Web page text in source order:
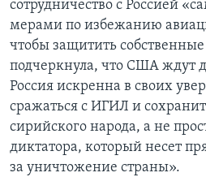
сотрудничество с Россией
мерами по избежанию
чтобы защитить
подчеркнула, что США ждут
Россия искренна в своих
сражаться с ИГИЛ и
сирийского народа, а не
диктатора, который несет
за уничтожение страны».